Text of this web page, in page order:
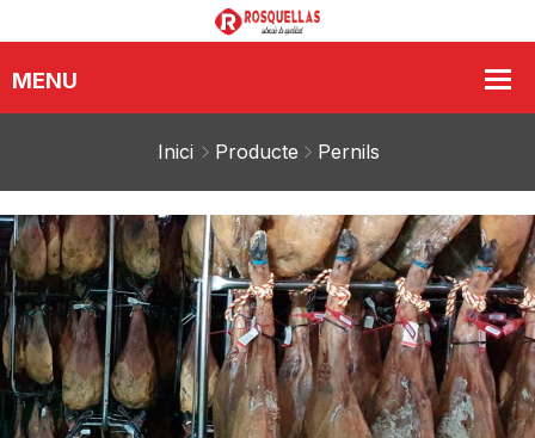
Inici Producte Pernils